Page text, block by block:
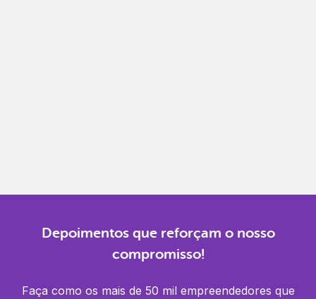
Depoimentos que reforçam o nosso
compromisso!
Faça como os mais de 50 mil empreendedores que